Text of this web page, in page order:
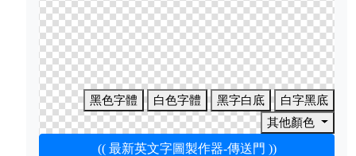
黑色字體 白色字體 黑字白底
白字黑底
其他顏色
(( 最新英文字圖製作器-傳送門 ))